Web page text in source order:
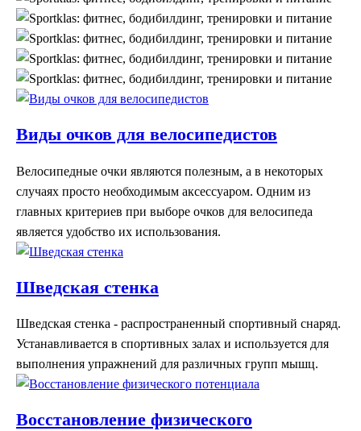
Виды очков для велосипедистов
Велосипедные очки являются полезным, а в некоторых
случаях просто необходимым аксессуаром. Одним из
главных критериев при выборе очков для велосипеда
является удобство их использования.
Шведская стенка
Шведская стенка - распространенный спортивный снаряд.
Устанавливается в спортивных залах и используется для
выполнения упражнений для различных групп мышц.
Восстановление физического